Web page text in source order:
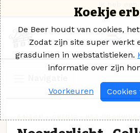
Koekje
De Beer houdt van cookies,
Zodat zijn site super werkt
grasduinen in webstatistieken.
informatie over zijn
Voorkeuren Cookies